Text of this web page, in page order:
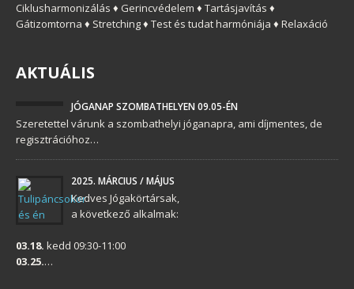
Ciklusharmonizálás ♦ Gerincvédelem ♦ Tartásjavítás ♦
Gátizomtorna ♦ Stretching ♦ Test és tudat harmóniája ♦ Relaxáció
AKTUÁLIS
JÓGANAP SZOMBATHELYEN 09.05-ÉN
Szeretettel várunk a szombathelyi jóganapra, ami díjmentes, de
regisztrációhoz…
2025. MÁRCIUS / MÁJUS
Kedves Jógakörtársak,
a következő alkalmak:
03.18. kedd 09:30-11:00
03.25.…